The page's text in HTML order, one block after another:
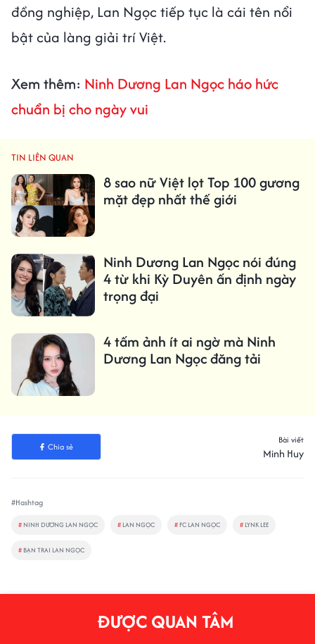
đồng nghiệp, Lan Ngọc tiếp tục là cái tên nổi
bật của làng giải trí Việt.
Xem thêm: Ninh Dương Lan Ngọc háo hức
chuẩn bị cho ngày vui
TIN LIÊN QUAN
8 sao nữ Việt lọt Top 100 gương
mặt đẹp nhất thế giới
Ninh Dương Lan Ngọc nói đúng
4 từ khi Kỳ Duyên ấn định ngày
trọng đại
4 tấm ảnh ít ai ngờ mà Ninh
Dương Lan Ngọc đăng tải
Chia sẻ
Bài viết
Minh Huy
#Hashtag
# NINH DƯƠNG LAN NGỌC # LAN NGỌC # FC LAN NGỌC # LYNK LEE
# BẠN TRAI LAN NGỌC
ĐƯỢC QUAN TÂM